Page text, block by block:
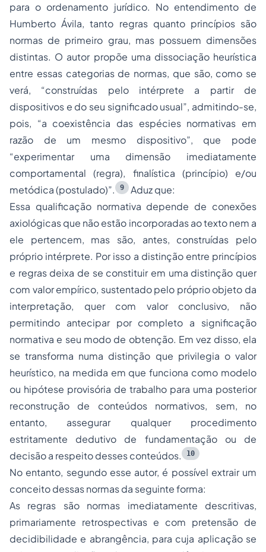
para o ordenamento jurídico. No entendimento de
Humberto Ávila, tanto regras quanto princípios são
normas de primeiro grau, mas possuem dimensões
distintas. O autor propõe uma dissociação heurística
entre essas categorias de normas, que são, como se
verá, “construídas pelo intérprete a partir de
dispositivos e do seu significado usual”, admitindo-se,
pois, “a coexistência das espécies normativas em
razão de um mesmo dispositivo”, que pode
“experimentar uma dimensão imediatamente
comportamental (regra), finalística (princípio) e/ou
metódica (postulado)”.
9
Aduz que:
Essa qualificação normativa depende de conexões
axiológicas que não estão incorporadas ao texto nem a
ele pertencem, mas são, antes, construídas pelo
próprio intérprete. Por isso a distinção entre princípios
e regras deixa de se constituir em uma distinção quer
com valor empírico, sustentado pelo próprio objeto da
interpretação, quer com valor conclusivo, não
permitindo antecipar por completo a significação
normativa e seu modo de obtenção. Em vez disso, ela
se transforma numa distinção que privilegia o valor
heurístico, na medida em que funciona como modelo
ou hipótese provisória de trabalho para uma posterior
reconstrução de conteúdos normativos, sem, no
entanto, assegurar qualquer procedimento
estritamente dedutivo de fundamentação ou de
decisão a respeito desses conteúdos.
10
No entanto, segundo esse autor, é possível extrair um
conceito dessas normas da seguinte forma:
As regras são normas imediatamente descritivas,
primariamente retrospectivas e com pretensão de
decidibilidade e abrangência, para cuja aplicação se